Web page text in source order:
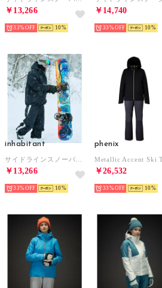
￥13,266
33% 10
￥14,740
33% 10
inhabitant
￥13,266
33% 10
phenix
￥26,532
33% 10